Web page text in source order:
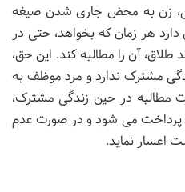
قانون مدنی، زن به محض جاری شدن صیغه
هر زمان که بخواهد، حتی در
آن را مطالبه کند. این حق،
مشترک ندارد و مرد موظف به
مطالبه در حین زندگی مشترک،
پرداخت می شود و در صورت عدم
اعسار نماید.